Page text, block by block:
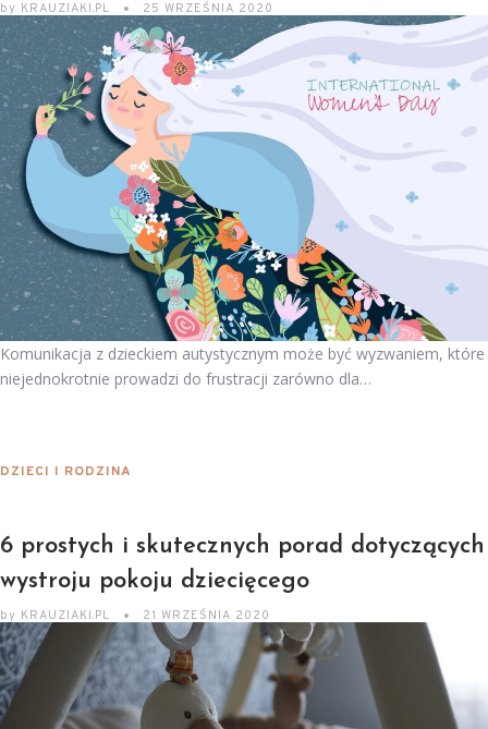
by KRAUZIAKI.PL 25 WRZEŚNIA 2020
Komunikacja z dzieckiem autystycznym może być wyzwaniem, które
niejednokrotnie prowadzi do frustracji zarówno dla…
DZIECI I RODZINA
6 prostych i skutecznych porad dotyczących
wystroju pokoju dziecięcego
by KRAUZIAKI.PL 21 WRZEŚNIA 2020